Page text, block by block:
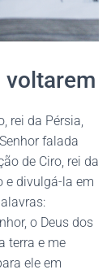
voltarem
rei da Pérsia,
falada
de Ciro, rei da
e divulgá-la em
o Deus dos
terra e me
ele em